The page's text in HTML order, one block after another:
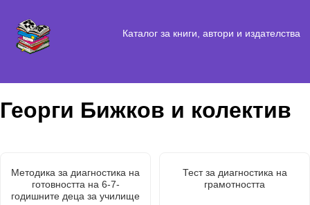
Каталог за книги, автори и издателства
Георги Бижков и колектив
Методика за диагностика на
готовността на 6-7-
годишните деца за училище
Тест за диагностика на
грамотността